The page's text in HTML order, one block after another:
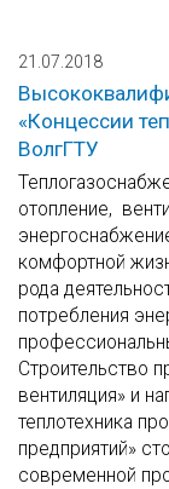
21.07.2018
«Концессии
ВолгГТУ
отопление,
комфортной
рода
потребления
Строительство
вентиляция» и
теплотехника
предприятий»
современной